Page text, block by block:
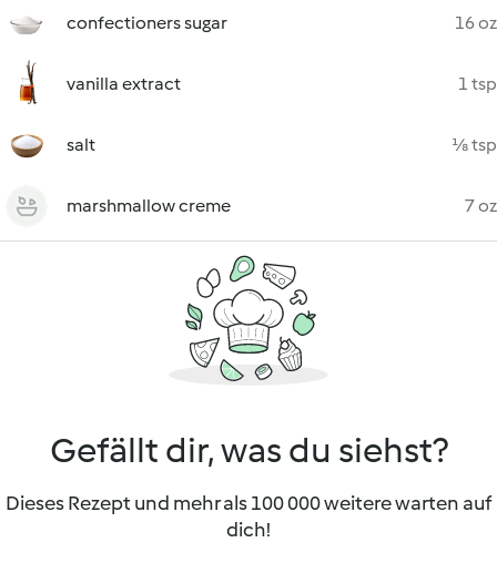
confectioners sugar 16 oz
vanilla extract 1 tsp
salt ⅛ tsp
marshmallow creme 7 oz
Gefällt dir, was du siehst?
Dieses Rezept und mehr als 100 000 weitere warten auf
dich!